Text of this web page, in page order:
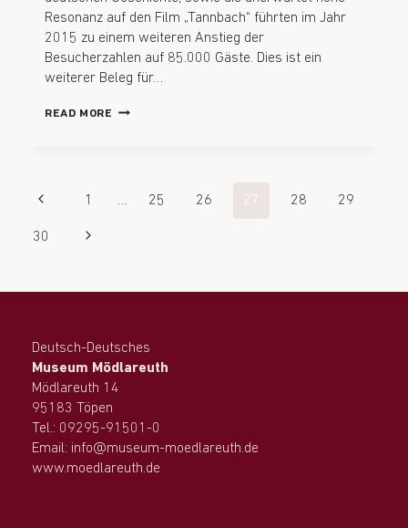
Resonanz auf den Film „Tannbach“ führten im Jahr
2015 zu einem weiteren Anstieg der
Besucherzahlen auf 85.000 Gäste. Dies ist ein
weiterer Beleg für…
READ MORE
1 … 25 26 27 28 29
30
Deutsch-Deutsches
Museum Mödlareuth
Mödlareuth 14
95183 Töpen
Tel.: 09295-91501-0
Email: info@museum-moedlareuth.de
www.moedlareuth.de